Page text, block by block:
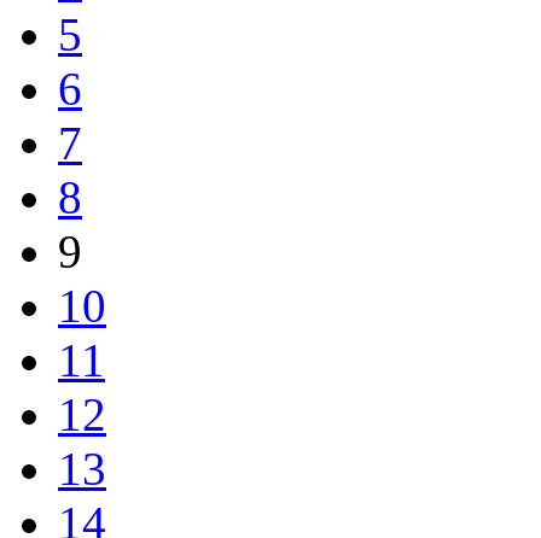
5
6
7
8
9
10
11
12
13
14